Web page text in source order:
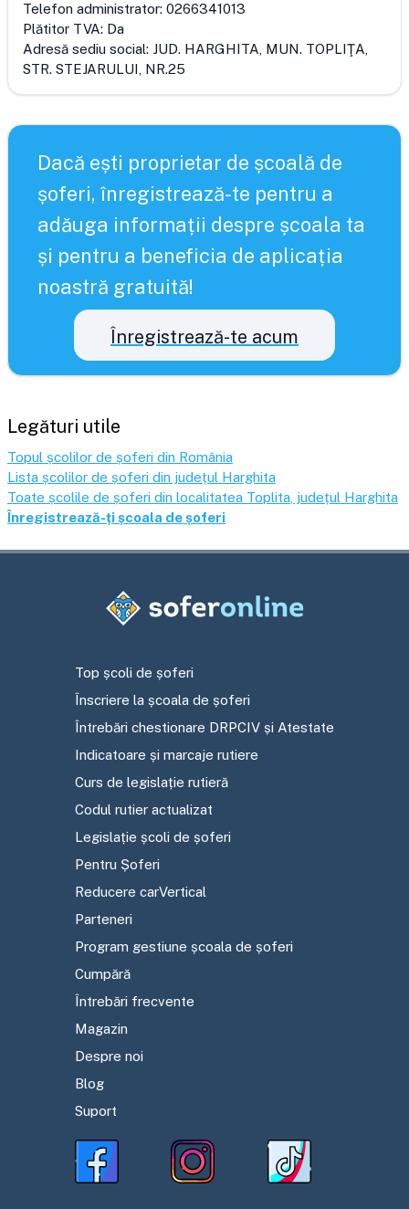
Telefon administrator: 0266341013
Plătitor TVA: Da
Adresă sediu social: JUD. HARGHITA, MUN. TOPLIŢA,
STR. STEJARULUI, NR.25
Dacă ești proprietar de școală de
șoferi, înregistrează-te pentru a
adăuga informații despre școala ta
și pentru a beneficia de aplicația
noastră gratuită!
Înregistrează-te acum
Legături utile
Topul școlilor de șoferi din România
Lista școlilor de șoferi din județul Harghita
Toate școlile de șoferi din localitatea Toplita , județul Harghita
Înregistrează-ți școala de șoferi
Top școli de șoferi
Înscriere la școala de șoferi
Întrebări chestionare DRPCIV și Atestate
Indicatoare și marcaje rutiere
Curs de legislație rutieră
Codul rutier actualizat
Legislație școli de șoferi
Pentru Șoferi
Reducere carVertical
Parteneri
Program gestiune școala de șoferi
Cumpără
Întrebări frecvente
Magazin
Despre noi
Blog
Suport